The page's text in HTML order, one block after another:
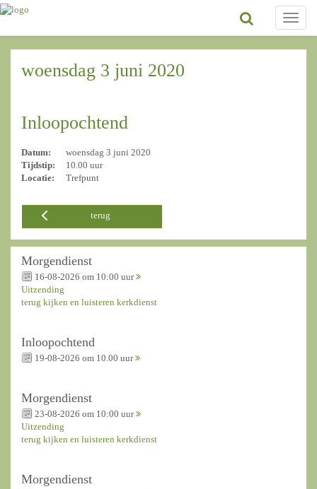
Toggle
woensdag 3 juni 2020
Inloopochtend
Datum:
woensdag 3 juni 2020
Tijdstip:
10.00 uur
Locatie:
Trefpunt
terug
Morgendienst
16-08-2026 om 10:00 uur
Uitzending
terug kijken en luisteren kerkdienst
Inloopochtend
19-08-2026 om 10.00 uur
Morgendienst
23-08-2026 om 10:00 uur
Uitzending
terug kijken en luisteren kerkdienst
Morgendienst